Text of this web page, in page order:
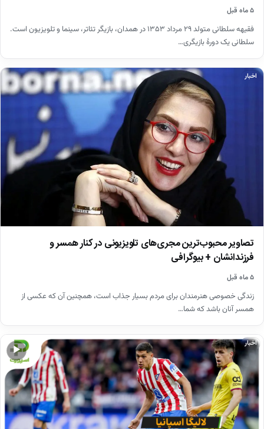
۵ ماه قبل
فقیهه سلطانی متولد ۲۹ مرداد ۱۳۵۳ در همدان، بازیگر تئاتر، سینما و تلویزیون است.
سلطانی یک دورهٔ بازیگری…
اخبار
تصاویر محبوب‌ترین مجری‌های تلویزیونی در کنار همسر و
فرزندانشان + بیوگرافی
۵ ماه قبل
زندگی خصوصی هنرمندان برای مردم بسیار جذاب است، همچنین آن که عکسی از
همسر آنان باشد که شما…
▶
اخبار